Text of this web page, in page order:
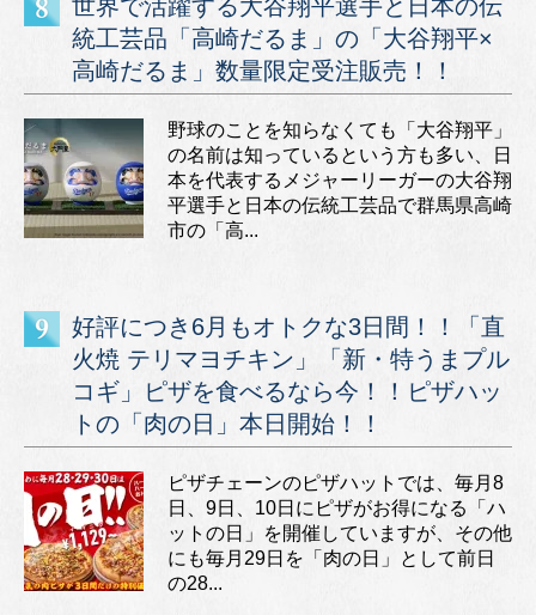
世界で活躍する大谷翔平選手と日本の伝
統工芸品「高崎だるま」の「大谷翔平×
高崎だるま」数量限定受注販売！！
野球のことを知らなくても「大谷翔平」
の名前は知っているという方も多い、日
本を代表するメジャーリーガーの大谷翔
平選手と日本の伝統工芸品で群馬県高崎
市の「高...
好評につき6月もオトクな3日間！！「直
火焼 テリマヨチキン」「新・特うまプル
コギ」ピザを食べるなら今！！ピザハッ
トの「肉の日」本日開始！！
ピザチェーンのピザハットでは、毎月8
日、9日、10日にピザがお得になる「ハ
ットの日」を開催していますが、その他
にも毎月29日を「肉の日」として前日
の28...